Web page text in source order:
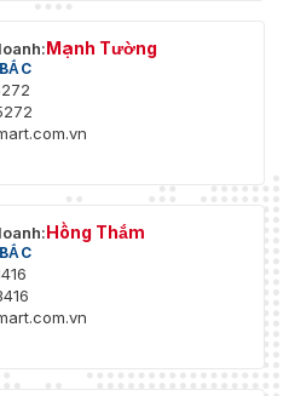
Mạnh Tường
Hồng Thắm